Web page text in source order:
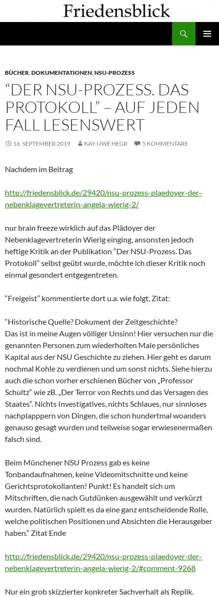
BÜCHER,DOKUMENTATIONEN,NSU-PROZESS
“DER NSU-PROZESS. DAS
PROTOKOLL” – AUF JEDEN
FALL LESENSWERT
16. SEPTEMBER 2019 KAY-UWE HEGR 5 KOMMENTARE
Nachdem im Beitrag
http://friedensblick.de/29420/nsu-prozess-plaedoyer-der-
nebenklagevertreterin-angela-wierig-2/
nur brain freeze wirklich auf das Plädoyer der
Nebenklagevertreterin Wierig einging, ansonsten jedoch
heftige Kritik an der Publikation “Der NSU-Prozess. Das
Protokoll” selbst geübt wurde, möchte ich dieser Kritik noch
einmal gesondert entgegentreten.
“Freigeist” kommentierte dort u.a. wie folgt, Zitat:
“Historische Quelle? Dokument der Zeitgeschichte?
Das ist in meine Augen völliger Unsinn! Hier versuchen nur die
genannten Personen zum wiederholten Male persönliches
Kapital aus der NSU Geschichte zu ziehen. Hier geht es darum
nochmal Kohle zu verdienen und um sonst nichts. Siehe hierzu
auch die schon vorher erschienen Bücher von „Professor
Schultz“ wie zB. „Der Terror von Rechts und das Versagen des
Staates“. Nichts Investigatives, nichts Schlaues, nur sinnloses
nachplapppern von Dingen, die schon hundertmal woanders
genauso gesagt wurden und teilweise sogar erwiesenermaßen
falsch sind.
Beim Münchener NSU Prozess gab es keine
Tonbandaufnahmen, keine Videomitschnitte und keine
Gerichtsprotokollanten! Punkt! Es handelt sich um
Mitschriften, die nach Gutdünken ausgewählt und verkürzt
wurden. Natürlich spielt es da eine ganz entscheidende Rolle,
welche politischen Positionen und Absichten die Herausgeber
haben.” Zitat Ende
http://friedensblick.de/29420/nsu-prozess-plaedoyer-der-
nebenklagevertreterin-angela-wierig-2/#comment-9268
Nur ein grob skizzierter konkreter Sachverhalt als Replik.